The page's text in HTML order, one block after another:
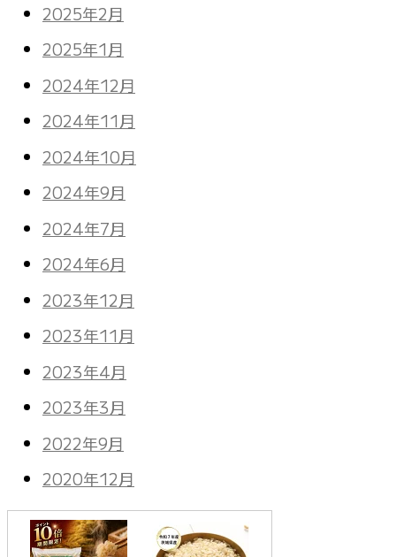
2025年2月
2025年1月
2024年12月
2024年11月
2024年10月
2024年9月
2024年7月
2024年6月
2023年12月
2023年11月
2023年4月
2023年3月
2022年9月
2020年12月